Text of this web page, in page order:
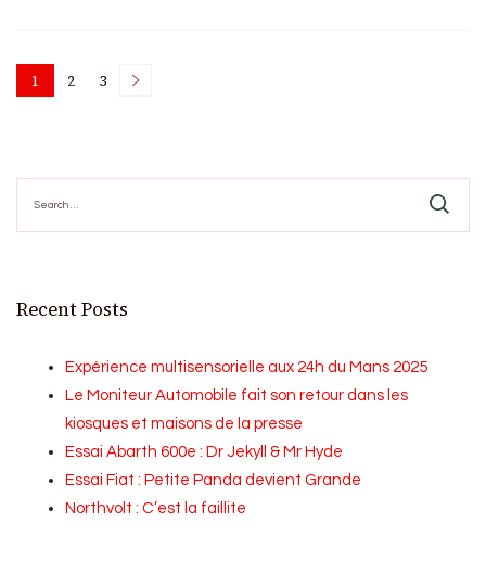
Posts
Page
1 Page
2 Page
3
for:
Recent Posts
Expérience multisensorielle aux 24h du Mans 2025
Le Moniteur Automobile fait son retour dans les
kiosques et maisons de la presse
Essai Abarth 600e : Dr Jekyll & Mr Hyde
Essai Fiat : Petite Panda devient Grande
Northvolt : C’est la faillite